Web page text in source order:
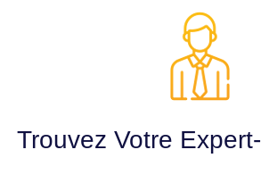
Trouvez Votre